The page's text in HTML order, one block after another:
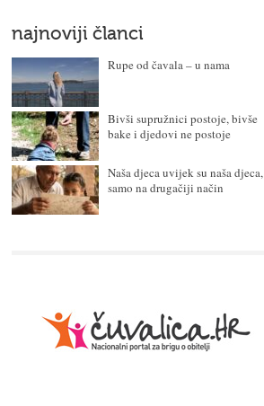
najnoviji članci
Rupe od čavala – u nama
Bivši supružnici postoje, bivše
bake i djedovi ne postoje
Naša djeca uvijek su naša djeca,
samo na drugačiji način